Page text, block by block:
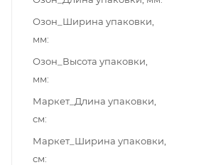
Озон_Ширина упаковки,
мм
Озон_Высота упаковки,
мм
Маркет_Длина упаковки,
см
Маркет_Ширина упаковки,
см